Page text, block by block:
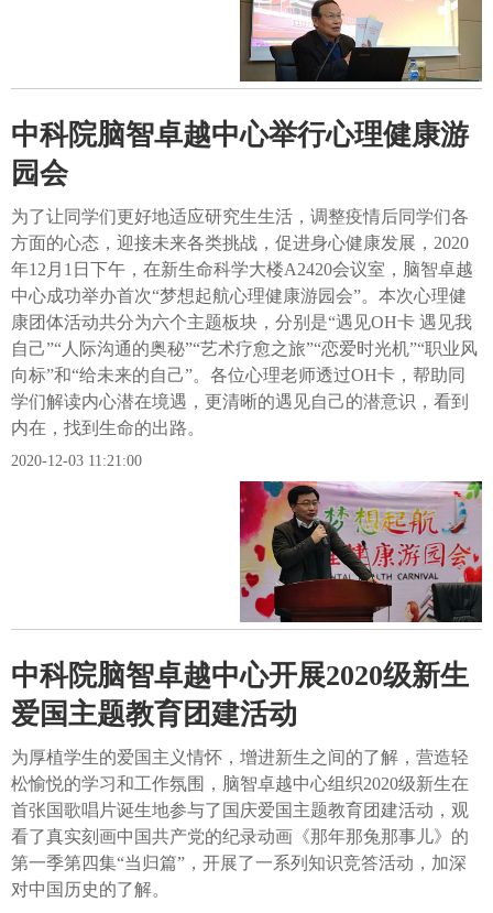
中科院脑智卓越中心举行心理健康游
园会
为了让同学们更好地适应研究生生活，调整疫情后同学们各
方面的心态，迎接未来各类挑战，促进身心健康发展，2020
年12月1日下午，在新生命科学大楼A2420会议室，脑智卓越
中心成功举办首次“梦想起航心理健康游园会”。本次心理健
康团体活动共分为六个主题板块，分别是“遇见OH卡 遇见我
自己”“人际沟通的奥秘”“艺术疗愈之旅”“恋爱时光机”“职业风
向标”和“给未来的自己”。各位心理老师透过OH卡，帮助同
学们解读内心潜在境遇，更清晰的遇见自己的潜意识，看到
内在，找到生命的出路。
2020-12-03 11:21:00
中科院脑智卓越中心开展2020级新生
爱国主题教育团建活动
为厚植学生的爱国主义情怀，增进新生之间的了解，营造轻
松愉悦的学习和工作氛围，脑智卓越中心组织2020级新生在
首张国歌唱片诞生地参与了国庆爱国主题教育团建活动，观
看了真实刻画中国共产党的纪录动画《那年那兔那事儿》的
第一季第四集“当归篇”，开展了一系列知识竞答活动，加深
对中国历史的了解。